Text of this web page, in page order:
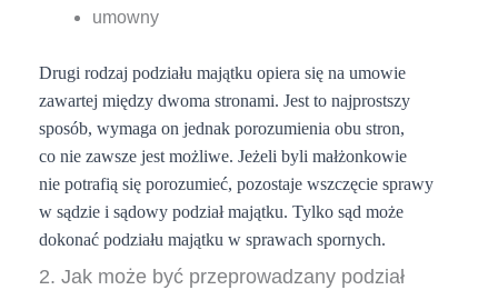
umowny
Drugi rodzaj podziału majątku opiera się na umowie
zawartej między dwoma stronami. Jest to najprostszy
sposób, wymaga on jednak porozumienia obu stron,
co nie zawsze jest możliwe. Jeżeli byli małżonkowie
nie potrafią się porozumieć, pozostaje wszczęcie sprawy
w sądzie i sądowy podział majątku. Tylko sąd może
dokonać podziału majątku w sprawach spornych.
2. Jak może być przeprowadzany podział